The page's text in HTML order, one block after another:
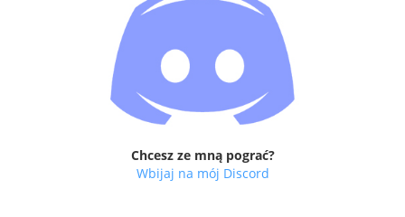
Chcesz ze mną pograć?
Wbijaj na mój Discord